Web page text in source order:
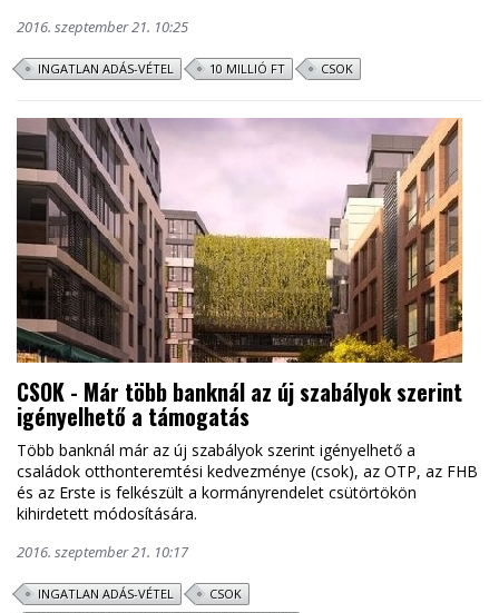
2016. szeptember 21. 10:25
INGATLAN ADÁS-VÉTEL 10 MILLIÓ FT CSOK
CSOK - Már több banknál az új szabályok szerint
igényelhető a támogatás
Több banknál már az új szabályok szerint igényelhető a
családok otthonteremtési kedvezménye (csok), az OTP, az FHB
és az Erste is felkészült a kormányrendelet csütörtökön
kihirdetett módosítására.
2016. szeptember 21. 10:17
INGATLAN ADÁS-VÉTEL
CSOK